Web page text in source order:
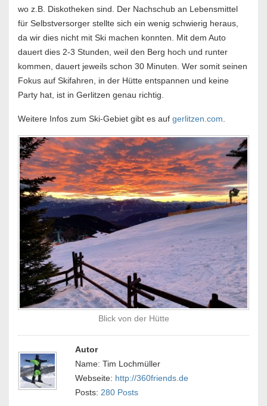
wo z.B. Diskotheken sind. Der Nachschub an Lebensmittel
für Selbstversorger stellte sich ein wenig schwierig heraus,
da wir dies nicht mit Ski machen konnten. Mit dem Auto
dauert dies 2-3 Stunden, weil den Berg hoch und runter
kommen, dauert jeweils schon 30 Minuten. Wer somit seinen
Fokus auf Skifahren, in der Hütte entspannen und keine
Party hat, ist in Gerlitzen genau richtig.
Weitere Infos zum Ski-Gebiet gibt es auf gerlitzen.com
Blick von der Hütte
Autor
Name: Tim Lochmüller
Webseite: http://360friends.de
Posts: 280 Posts